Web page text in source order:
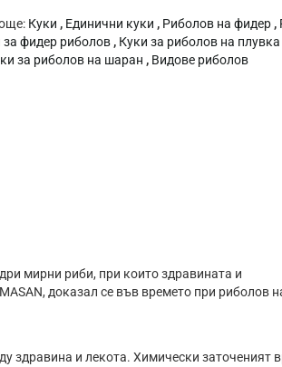
Куки , Единични куки , Риболов на фидер ,
за фидер риболов , Куки за риболов на плувка
за риболов на шаран , Видове риболов
мирни риби, при които здравината и
доказал се във времето при риболов
здравина и лекота. Химически заточеният